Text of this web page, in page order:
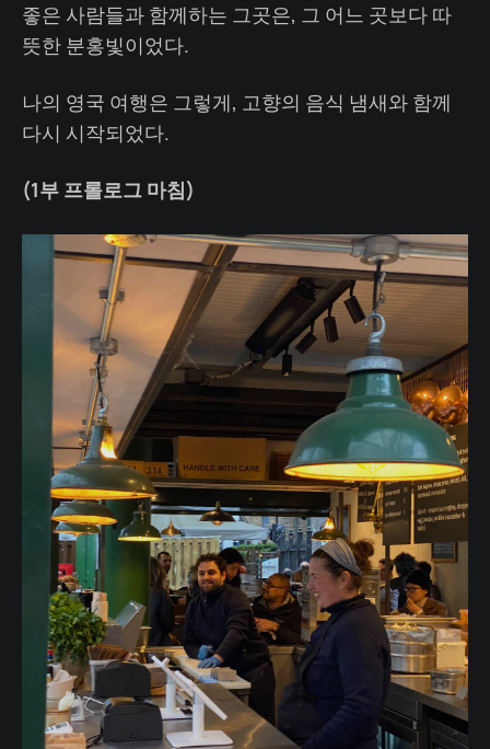
좋은 사람들과 함께하는 그곳은, 그 어느 곳보다 따
뜻한 분홍빛이었다.
나의 영국 여행은 그렇게, 고향의 음식 냄새와 함께
다시 시작되었다.
(1부 프롤로그 마침)